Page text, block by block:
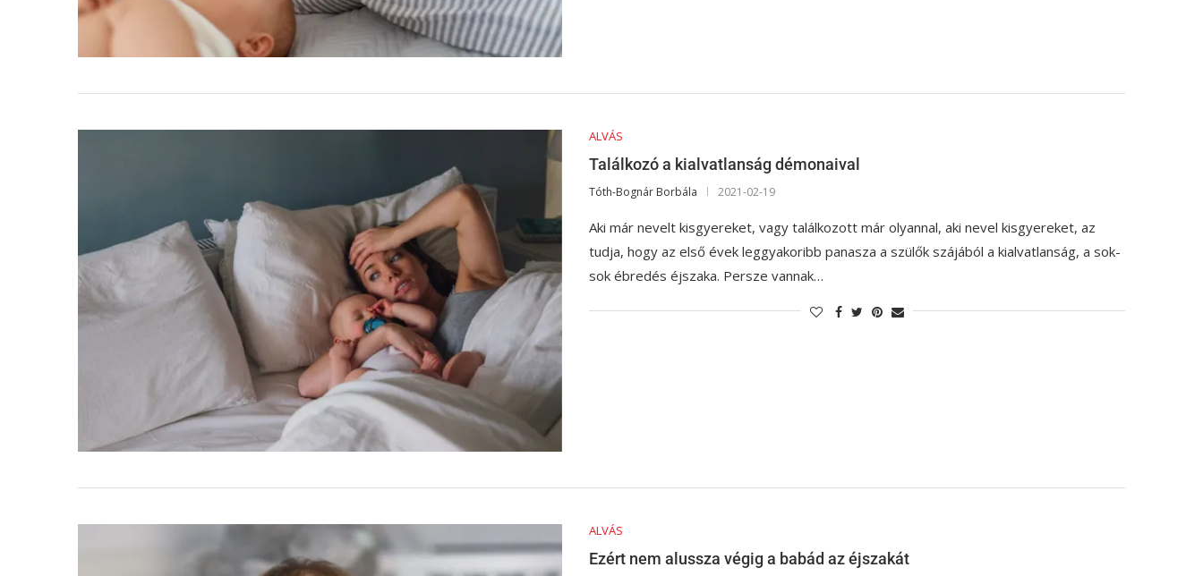
ALVÁS
Találkozó a kialvatlanság démonaival
Tóth-Bognár Borbála 2021-02-19
Aki már nevelt kisgyereket, vagy találkozott már olyannal, aki nevel kisgyereket, az
tudja, hogy az első évek leggyakoribb panasza a szülők szájából a kialvatlanság, a sok-
sok ébredés éjszaka. Persze vannak…
ALVÁS
Ezért nem alussza végig a babád az éjszakát